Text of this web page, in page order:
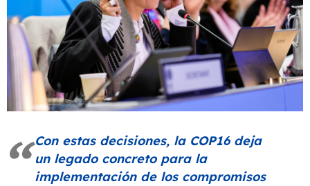
Con estas decisiones, la COP16 deja
un legado concreto para la
implementación de los compromisos